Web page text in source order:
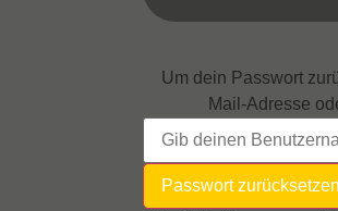
Um dein Passwort
Mail-Adresse